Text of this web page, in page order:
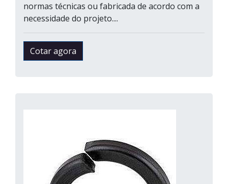
normas técnicas ou fabricada de acordo com a
necessidade do projeto....
Cotar agora